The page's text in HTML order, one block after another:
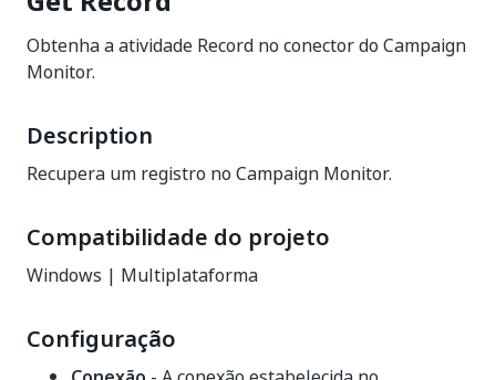
Obtenha a atividade Record no conector do Campaign
Monitor.
Description
Recupera um registro no Campaign Monitor.
Compatibilidade do projeto
Windows | Multiplataforma
Configuração